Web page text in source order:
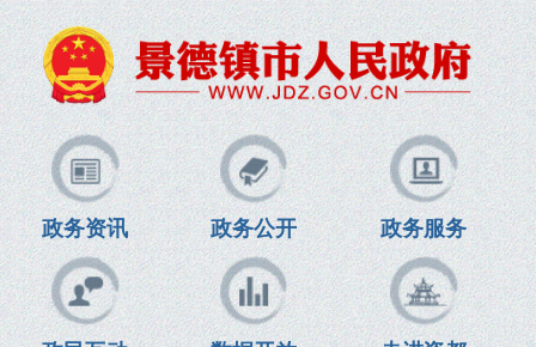
政务资讯 政务公开 政务服务